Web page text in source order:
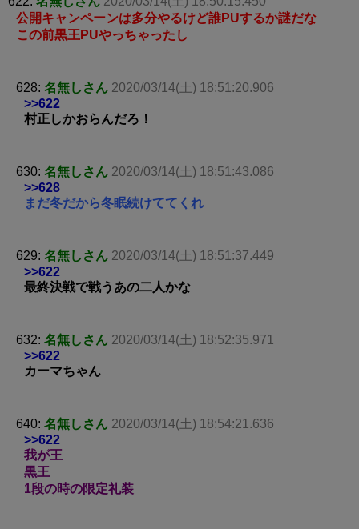
公開キャンペーンは多分やるけど誰PUするか謎だな
この前黒王PUやっちゃったし
628: 名無しさん 2020/03/14(土) 18:51:20.906
>>622
村正しかおらんだろ！
630: 名無しさん 2020/03/14(土) 18:51:43.086
>>628
まだ冬だから冬眠続けててくれ
629: 名無しさん 2020/03/14(土) 18:51:37.449
>>622
最終決戦で戦うあの二人かな
632: 名無しさん 2020/03/14(土) 18:52:35.971
>>622
カーマちゃん
640: 名無しさん 2020/03/14(土) 18:54:21.636
>>622
我が王
黒王
1段の時の限定礼装